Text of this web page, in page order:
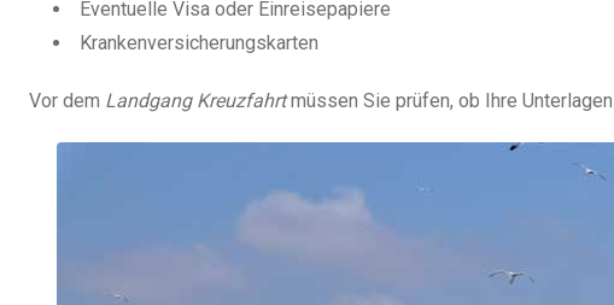
Eventuelle Visa oder Einreisepapiere
Krankenversicherungskarten
Vor dem Landgang Kreuzfahrtmüssen Sie prüfen, ob Ihre